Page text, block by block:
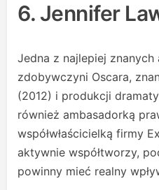
6. Jennifer
Jedna z najlepiej
zdobywczyni Oscara,
(2012) i produkcji
również ambasadorką
współwłaścicielką firmy
aktywnie współtworzy,
powinny mieć realny